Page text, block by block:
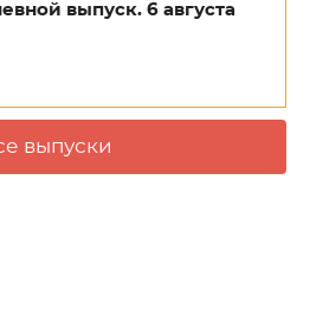
выпуск. 6 августа
выпуски